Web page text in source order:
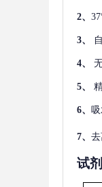
2、
3、
4、
5、
6、
7、
试